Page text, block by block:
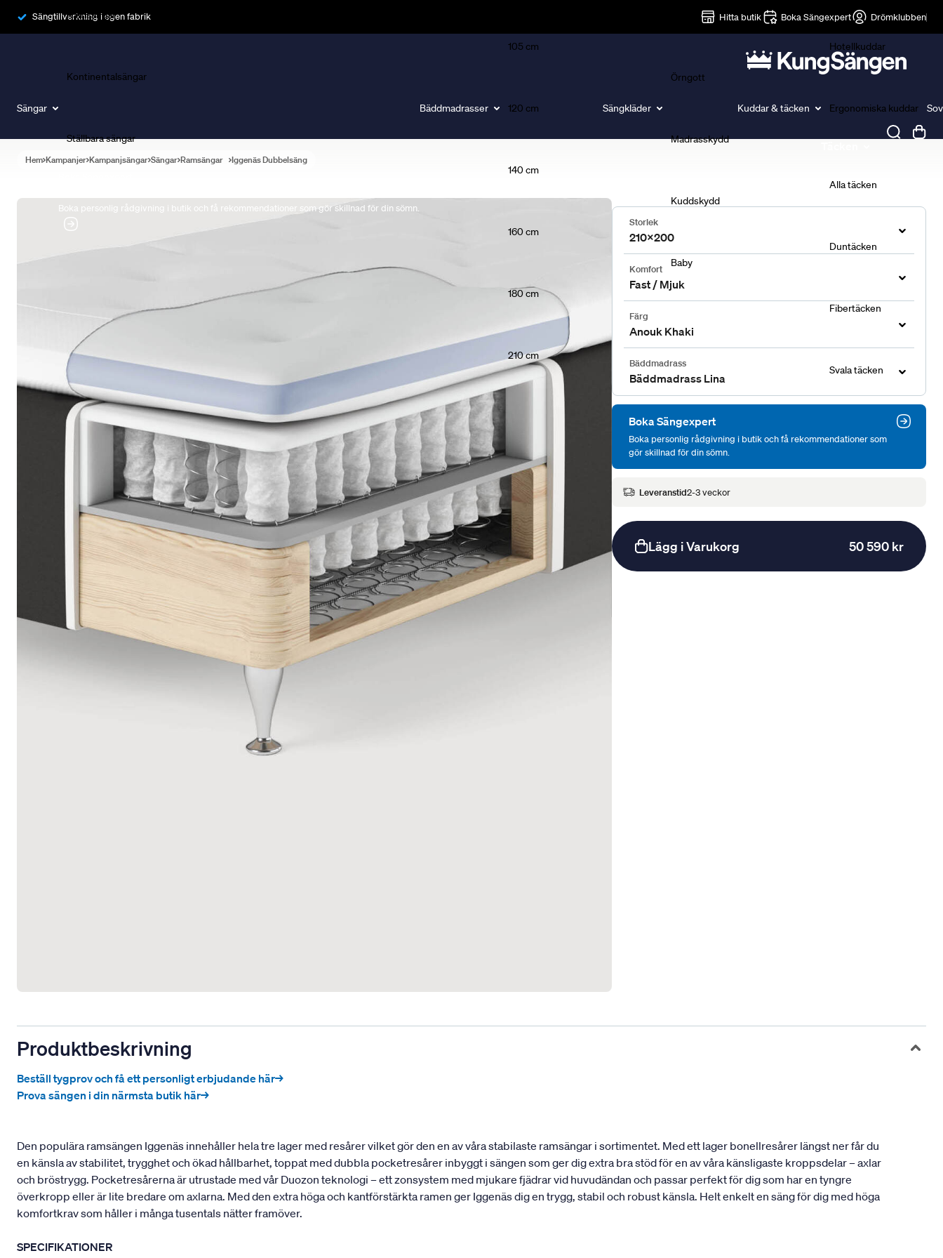
Sängtillverkning i egen fabrik Hitta butik Boka Sängexpert Drömklubben
Sängar
Ramsängar
Kontinentalsängar
Ställbara sängar
Boka personlig rådgivning i butik och få rekommendationer som gör skillnad för din sömn.
Bäddmadrasser
105 cm
120 cm
140 cm
160 cm
180 cm
210 cm
Sängkläder
Örngott
Madrasskydd
Kuddskydd
Baby
Kuddar & täcken
Hotellkuddar
Ergonomiska kuddar
Alla täcken
Duntäcken
Fibertäcken
Svala täcken
Hem Kampanjer Kampanjsängar Sängar Ramsängar Iggenäs Dubbelsäng
Storlek
210x200
Komfort
Fast / Mjuk
Färg
Anouk Khaki
Bäddmadrass
Bäddmadrass Lina
Boka Sängexpert
Boka personlig rådgivning i butik och få rekommendationer som
gör skillnad för din sömn.
Leveranstid2-3 veckor
Lägg i Varukorg 50 590 kr
Produktbeskrivning
Beställ tygprov och få ett personligt erbjudande här→
Prova sängen i din närmsta butik här→
Den populära ramsängen Iggenäs innehåller hela tre lager med resårer vilket gör den en av våra stabilaste ramsängar i sortimentet. Med ett lager bonellresårer längst ner får du
en känsla av stabilitet, trygghet och ökad hållbarhet, toppat med dubbla pocketresårer inbyggt i sängen som ger dig extra bra stöd för en av våra känsligaste kroppsdelar – axlar
och bröstrygg. Pocketresårerna är utrustade med vår Duozon teknologi – ett zonsystem med mjukare fjädrar vid huvudändan och passar perfekt för dig som har en tyngre
överkropp eller är lite bredare om axlarna. Med den extra höga och kantförstärkta ramen ger Iggenäs dig en trygg, stabil och robust känsla. Helt enkelt en säng för dig med höga
komfortkrav som håller i många tusentals nätter framöver.
SPECIFIKATIONER